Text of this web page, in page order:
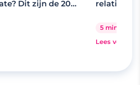
Dit zijn de 20
relaties
5 minuten
Lees verder